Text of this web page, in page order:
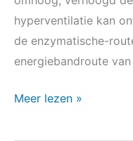
hyperventilatie kan
de enzymatische-
energiebandroute
long-
darm-
as-
Meer lezen »